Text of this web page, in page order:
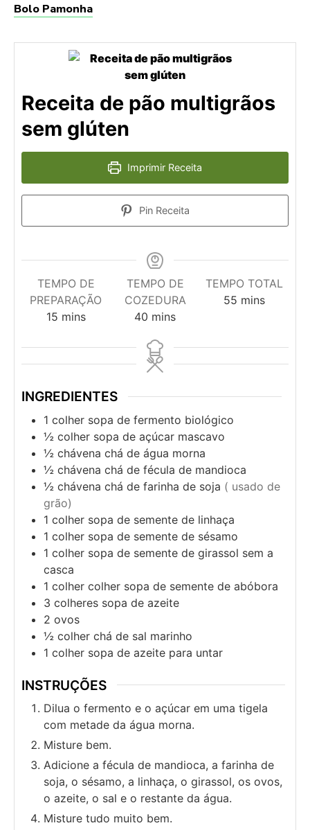
Bolo Pamonha
Receita de pão multigrãos
sem glúten
Imprimir Receita
Pin Receita
TEMPO DE
PREPARAÇÃO
15 mins
TEMPO DE
COZEDURA
40 mins
TEMPO TOTAL
55 mins
INGREDIENTES
1 colher sopa de fermento biológico
½ colher sopa de açúcar mascavo
½ chávena chá de água morna
½ chávena chá de fécula de mandioca
½ chávena chá de farinha de soja ( usado de
grão)
1 colher sopa de semente de linhaça
1 colher sopa de semente de sésamo
1 colher sopa de semente de girassol sem a
casca
1 colher colher sopa de semente de abóbora
3 colheres sopa de azeite
2 ovos
½ colher chá de sal marinho
1 colher sopa de azeite para untar
INSTRUÇÕES
Dilua o fermento e o açúcar em uma tigela
com metade da água morna.
Misture bem.
Adicione a fécula de mandioca, a farinha de
soja, o sésamo, a linhaça, o girassol, os ovos,
o azeite, o sal e o restante da água.
Misture tudo muito bem.